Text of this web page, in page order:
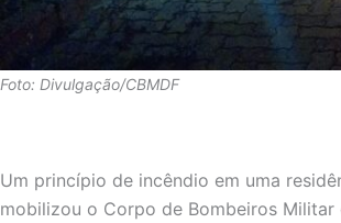
Foto: Divulgação/CBMDF
Um princípio de incêndio em uma
mobilizou o Corpo de Bombeiros